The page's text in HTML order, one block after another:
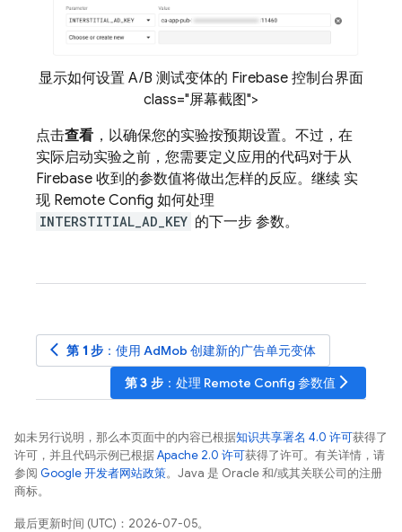
显示如何设置 A/B 测试变体的 Firebase 控制台界面
class="屏幕截图">
点击查看 ，以确保您的实验按预期设置。不过，在
实际启动实验之前，您需要定义应用的代码对于从
Firebase 收到的参数值将做出怎样的反应。继续 实
现 Remote Config 如何处理
INTERSTITIAL_AD_KEY 的下一步 参数。
arrow_back_ios 第 1 步 ：使用AdMob 创建新的广告单元变体
第 3 步 ：处理 Remote Config 参数值 arrow_forward_ios
如未另行说明，那么本页面中的内容已根据知识共享署名 4.0 许可获得了
许可，并且代码示例已根据Apache 2.0 许可获得了许可。有关详情，请
参阅 Google 开发者网站政策。Java 是 Oracle 和/或其关联公司的注册
商标。
最后更新时间 (UTC)：2026-07-05。